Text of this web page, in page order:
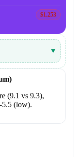
$1.253
▾
(9.1 vs 9.3),
5.5 (low).